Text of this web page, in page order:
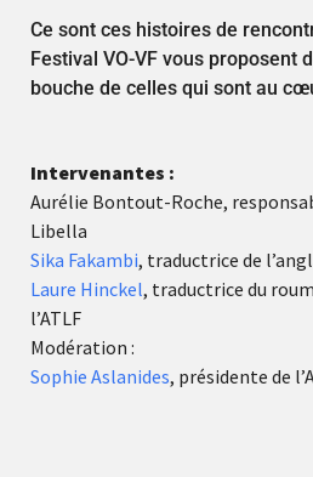
Ce sont ces histoires de
Festival VO-VF vous proposent
bouche de celles qui sont au
Intervenantes :
Aurélie Bontout-Roche,
Libella
Sika Fakambi, traductrice de
Laure Hinckel, traductrice du
l’ATLF
Modération :
Sophie Aslanides, présidente de